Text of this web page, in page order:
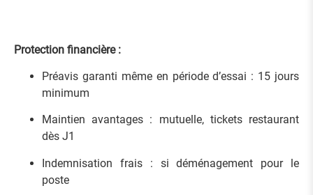
Protection financière :
Préavis garanti même en période d’essai : 15 jours
minimum
Maintien avantages : mutuelle, tickets restaurant
dès J1
Indemnisation frais : si déménagement pour le
poste